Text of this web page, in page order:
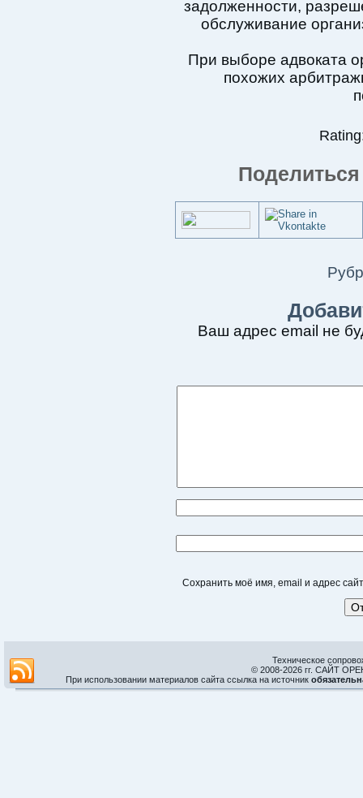
задолженности,
обслуживание
При выборе адвоката
похожих
Ваш адрес email не
Сохранить моё имя, email и адрес
Техническое
© 2008-2026 гг. САЙТ
При использовании материалов сайта ссылка на источник